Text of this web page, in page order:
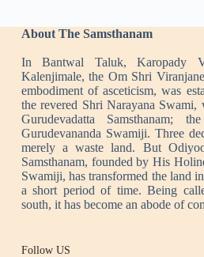
About The Samsthanam
In Bantwal Taluk, Karopady
Kalenjimale, the Om Shri
embodiment of asceticism, was
the revered Shri Narayana Swami,
Gurudevadatta Samsthanam;
Gurudevananda Swamiji. Three
merely a waste land. But
Samsthanam, founded by His
Swamiji, has transformed the land
a short period of time. Being
south, it has become an abode of
Follow US